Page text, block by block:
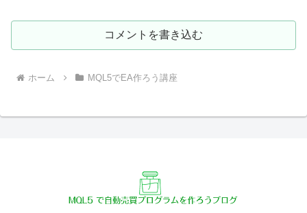
コメントを書き込む
ホーム MQL5でEA作ろう講座